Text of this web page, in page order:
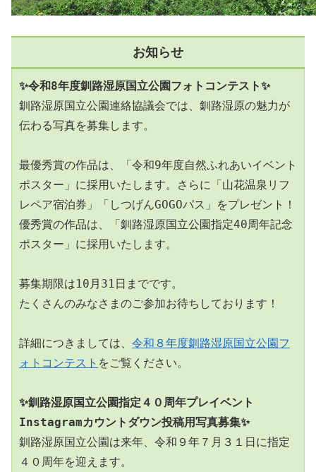
お知らせ
✨令和8年度釧路湿原国立公園フォトコンテスト✨
釧路湿原国立公園連絡協議会では、釧路湿原の魅力が
伝わる写真を募集します。
最優秀賞の作品は、「令和9年度自然ふれあいイベント
ポスター」に採用いたします。さらに「山花温泉リフ
レペア宿泊券」「しつげんGOGOパス」をプレゼント！
優秀賞の作品は、「釧路湿原国立公園指定40周年記念
ポスター」に採用いたします。
募集期限は10月31日までです。
たくさんのみなさまのご参加お待ちしております！
詳細につきましては、 令和８年度釧路湿原国立公園フ
ォトコンテスト をご覧ください。
✨釧路湿原国立公園指定４０周年プレイベント
Instagramカウントダウン投稿用写真募集✨
釧路湿原国立公園は来年、令和９年７月３１日に指定
４０周年を迎えます。